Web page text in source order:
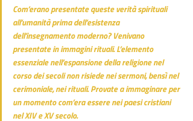
Com’erano presentate queste verità spirituali
all’umanità prima dell’esistenza
dell’insegnamento moderno? Venivano
presentate in immagini rituali. L’elemento
essenziale nell’espansione della religione nel
corso dei secoli non risiede nei sermoni, bensì nel
cerimoniale, nei rituali. Provate a immaginare per
un momento com’era essere nei paesi cristiani
nel XIV e XV secolo.